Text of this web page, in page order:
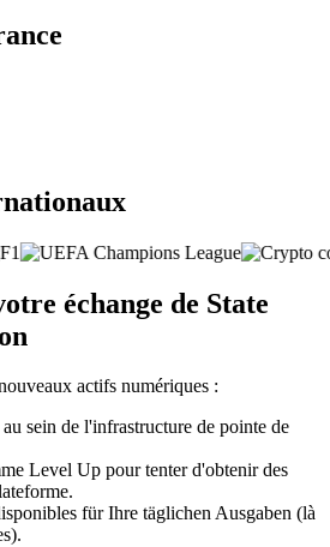
échange de State
actifs numériques :
sein de l'infrastructure de pointe de
Level Up pour tenter d'obtenir des
für Ihre täglichen Ausgaben (là